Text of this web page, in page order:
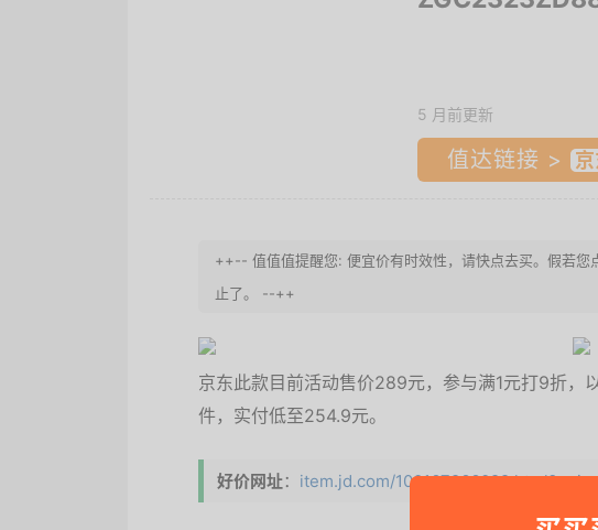
5 月前更新
值达链接 >
++-- 值值值提醒您: 便宜价有时效性，请快点去买。假若您
止了。 --++
京东此款目前活动售价289元，参与满1元打9折，
件，实付低至254.9元。
好价网址： item.jd.com/